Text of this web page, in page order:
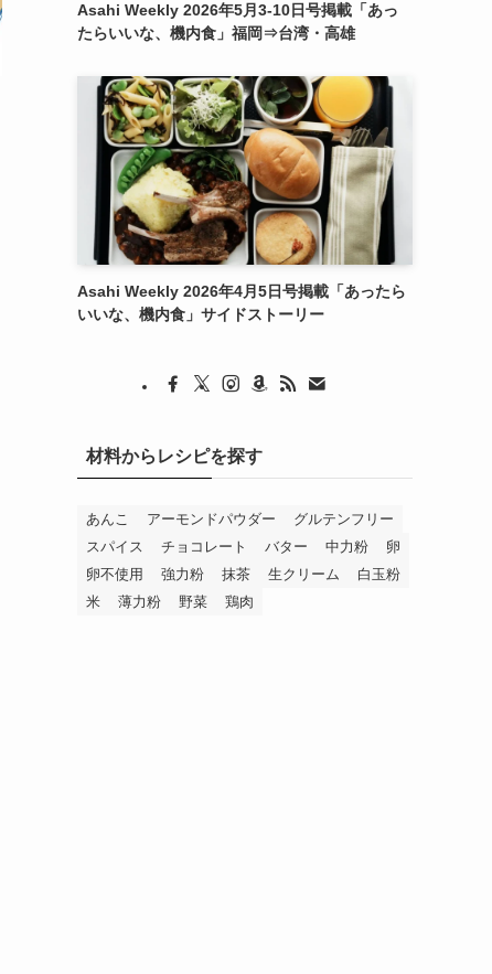
Asahi Weekly 2026年5月3-10日号掲載「あっ
たらいいな、機内食」福岡⇒台湾・高雄
Asahi Weekly 2026年4月5日号掲載「あったら
いいな、機内食」サイドストーリー
材料からレシピを探す
あんこ アーモンドパウダー
グルテンフリー
スパイス
チョコレート バター 中力粉
卵
卵不使用
強力粉 抹茶 生クリーム
白玉粉
米
薄力粉 野菜 鶏肉